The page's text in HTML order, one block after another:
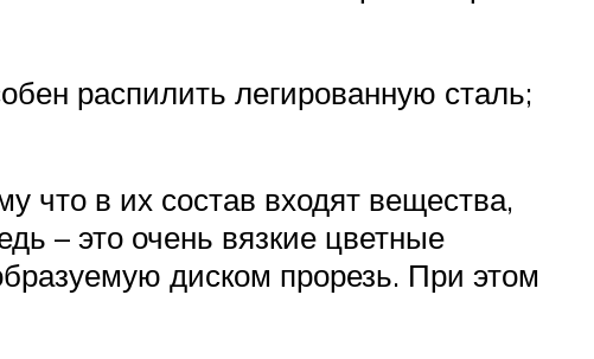
распилить легированную сталь;
что в их состав входят вещества,
– это очень вязкие цветные
диском прорезь. При этом